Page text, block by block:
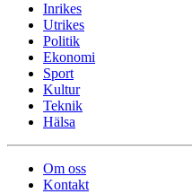
Inrikes
Utrikes
Politik
Ekonomi
Sport
Kultur
Teknik
Hälsa
Om oss
Kontakt